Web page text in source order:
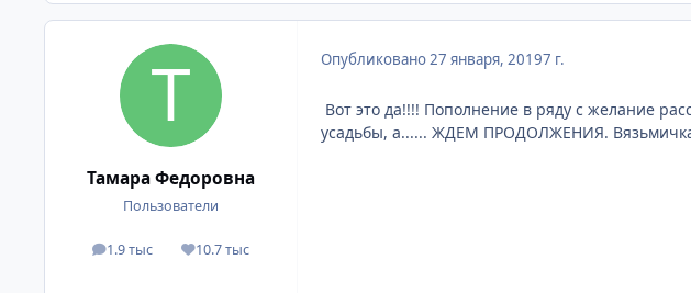
Тамара Федоровна
Пользователи
1.9 тыс
сообщения10.7 тыс
Репутация
Опубликовано27 января, 20197 г.
Вот это да!!!! Пополнение в ряду с желание
усадьбы, а...... ЖДЕМ ПРОДОЛЖЕНИЯ. Вязьмичка